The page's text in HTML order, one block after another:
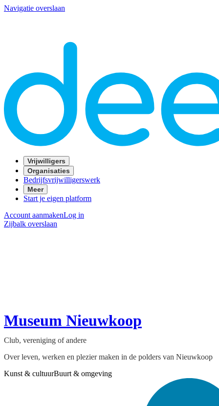
Navigatie overslaan
Vrijwilligers
Organisaties
Bedrijfsvrijwilligerswerk
Meer
Start je eigen platform
Account aanmakenLog in
Zijbalk overslaan
Museum Nieuwkoop
Club, vereniging of andere
Over leven, werken en plezier maken in de polders van Nieuwkoop
Kunst & cultuurBuurt & omgeving